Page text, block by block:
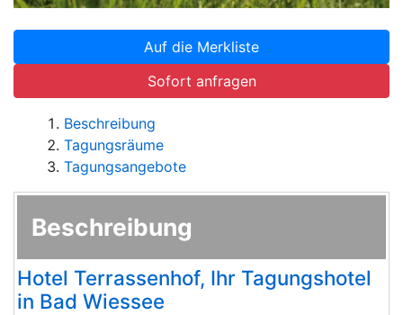
Auf die Merkliste
Sofort anfragen
Beschreibung
Tagungsräume
Tagungsangebote
Beschreibung
Hotel Terrassenhof, Ihr Tagungshotel
in Bad Wiessee